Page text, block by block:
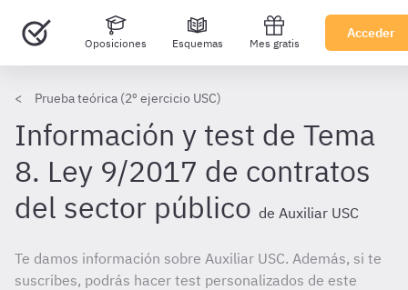
Oposiciones Esquemas Mes gratis
Acceder
Prueba teórica (2º ejercicio USC)
Información y test de Tema
8. Ley 9/2017 de contratos
del sector público de Auxiliar USC
Te damos información sobre Auxiliar USC. Además, si te
suscribes, podrás hacer test personalizados de este